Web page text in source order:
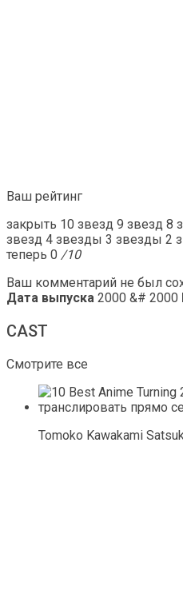
Ваш рейтинг
закрыть 10 звезд 9 звезд 8
звезд 4 звезды 3 звезды 2
теперь 0 /10
Ваш комментарий не был
Дата выпуска 2000 &# 2000
CAST
Смотрите все
Tomoko Kawakami